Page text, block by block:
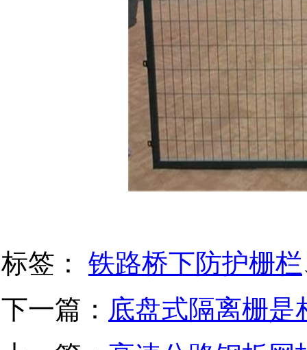
标签： 铁路桥下防护栅栏​
下一篇： 底盘式隔离栅是